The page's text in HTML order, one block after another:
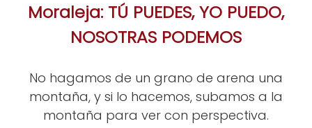
Moraleja: TÚ PUEDES, YO PUEDO,
NOSOTRAS PODEMOS
No hagamos de un grano de arena una
montaña, y si lo hacemos, subamos a la
montaña para ver con perspectiva.